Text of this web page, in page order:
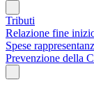
Tributi
Relazione fine
Spese
Prevenzione della